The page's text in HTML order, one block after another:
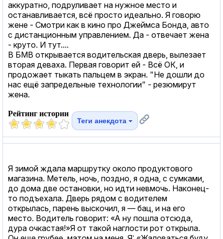
аккуратно, подруливает на нужное место и
останавливается, всё просто идеально. Я говорю
жене - Смотри как в кино про Джеймса Бонда, авто
с дистанционным управлением. Да - отвечает жена
- круто. И тут....
В БМВ открывается водительская дверь, вылезает
вторая деваха. Первая говорит ей - Всё ОК, и
продожает тыкать пальцем в экран. "Не дошли до
нас ещё запредельные технологии" - резюмирут
жена.
Рейтинг истории
Теги анекдота
Я зимой ждала маршрутку около продуктового
магазина. Метель, ночь, поздно, я одна, с сумками,
до дома две остановки, но идти невмочь. Наконец-
то подъехала. Дверь рядом с водителем
открылась, парень выскочил, я — бац, и на его
место. Водитель говорит: «А ну пошла отсюда,
дура очкастая!»Я от такой наглости рот открыла.